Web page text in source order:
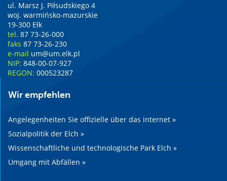
ul. Marsz J. Piłsudskiego 4
woj. warmińsko-mazurskie
19-300 Ełk
tel. 87 73-26-000
faks 87 73-26-230
e-mail um@um.elk.pl
NIP: 848-00-07-927
REGON: 000523287
Wir empfehlen
Angelegenheiten Sie offizielle über das internet »
Sozialpolitik der Elch »
Wissenschaftliche und technologische Park Elch »
Umgang mit Abfällen »